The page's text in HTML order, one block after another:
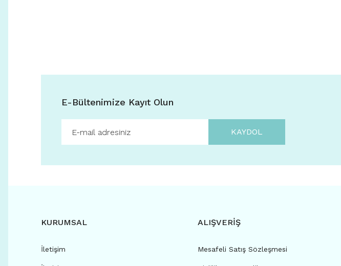
E-Bültenimize Kayıt Olun
KAYDOL
KURUMSAL
İletişim
ALIŞVERİŞ
Mesafeli Satış Sözleşmesi